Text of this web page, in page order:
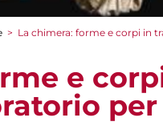
> La chimera: forme e corpi in
e
per